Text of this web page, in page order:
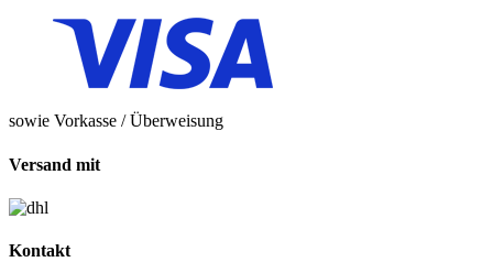
sowie Vorkasse / Überweisung
Versand mit
Kontakt